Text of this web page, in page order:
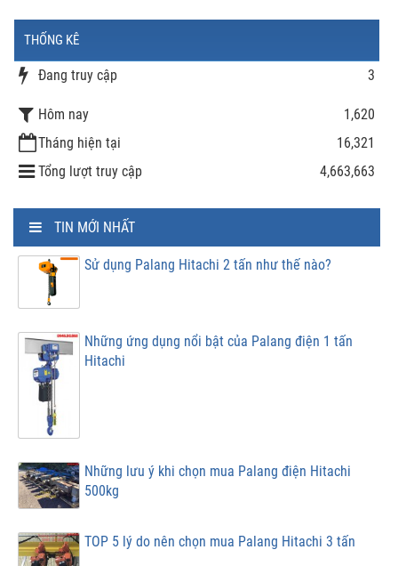
THỐNG KÊ
Đang truy cập 3
Hôm nay
1,620
Tháng hiện tại
16,321
Tổng lượt truy cập
4,663,663
TIN MỚI NHẤT
Sử dụng Palang Hitachi 2 tấn như thế nào?
Những ứng dụng nổi bật của Palang điện 1 tấn
Hitachi
Những lưu ý khi chọn mua Palang điện Hitachi
500kg
TOP 5 lý do nên chọn mua Palang Hitachi 3 tấn